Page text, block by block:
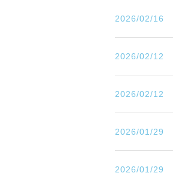
2026/02/16
2026/02/12
2026/02/12
2026/01/29
2026/01/29